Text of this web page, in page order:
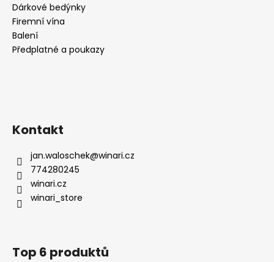
Dárkové bedýnky
Firemní vína
Balení
Předplatné a poukazy
Kontakt
jan.waloschek@winari.cz
774280245
winari.cz
winari_store
Top 6 produktů